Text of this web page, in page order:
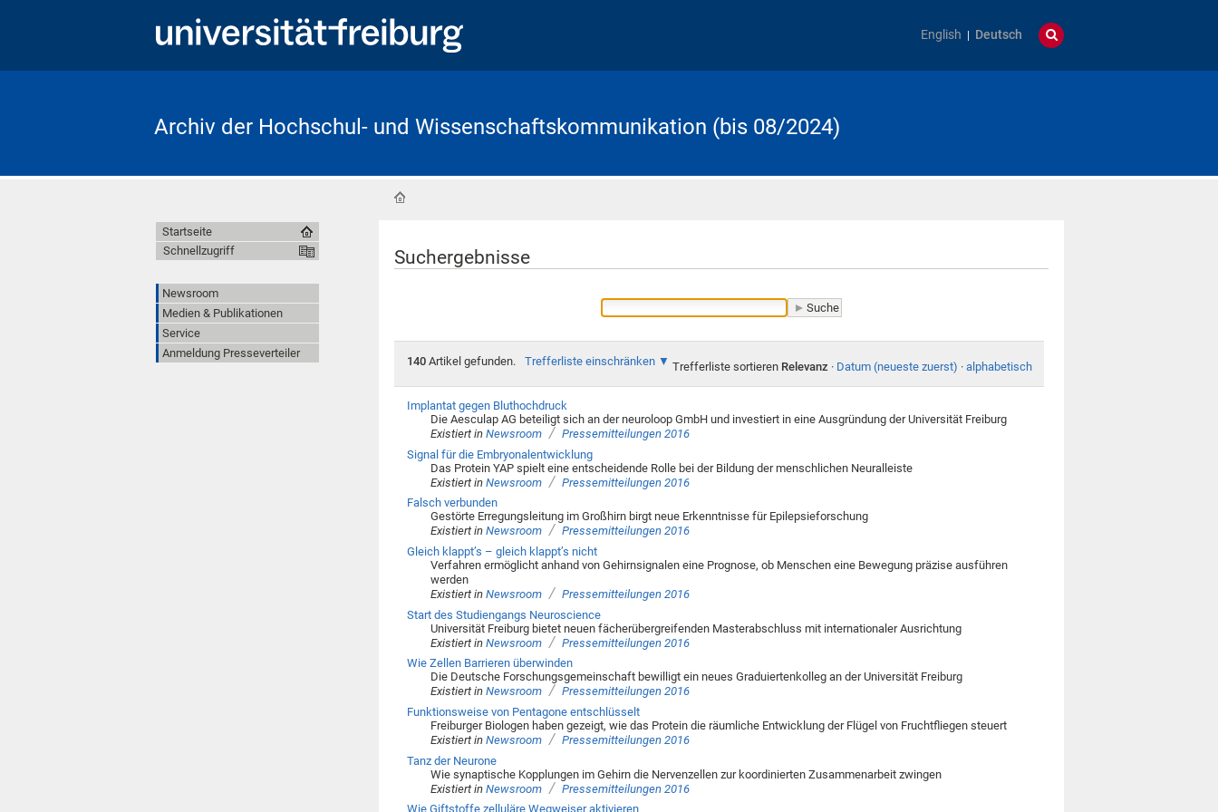
English Deutsch
Archiv der Hochschul- und Wissenschaftskommunikation (bis 08/2024)
Suchergebnisse
140Artikel gefunden. Trefferliste einschränken Trefferliste sortieren Relevanz · Datum (neueste zuerst) · alphabetisch
Implantat gegen Bluthochdruck
Die Aesculap AG beteiligt sich an der neuroloop GmbH und investiert in eine Ausgründung der Universität Freiburg
Existiert in Newsroom / Pressemitteilungen 2016
Signal für die Embryonalentwicklung
Das Protein YAP spielt eine entscheidende Rolle bei der Bildung der menschlichen Neuralleiste
Existiert in Newsroom / Pressemitteilungen 2016
Falsch verbunden
Gestörte Erregungsleitung im Großhirn birgt neue Erkenntnisse für Epilepsieforschung
Existiert in Newsroom / Pressemitteilungen 2016
Gleich klappt’s – gleich klappt’s nicht
Verfahren ermöglicht anhand von Gehirnsignalen eine Prognose, ob Menschen eine Bewegung präzise ausführen
werden
Existiert in Newsroom / Pressemitteilungen 2016
Start des Studiengangs Neuroscience
Universität Freiburg bietet neuen fächerübergreifenden Masterabschluss mit internationaler Ausrichtung
Existiert in Newsroom / Pressemitteilungen 2016
Wie Zellen Barrieren überwinden
Die Deutsche Forschungsgemeinschaft bewilligt ein neues Graduiertenkolleg an der Universität Freiburg
Existiert in Newsroom / Pressemitteilungen 2016
Funktionsweise von Pentagone entschlüsselt
Freiburger Biologen haben gezeigt, wie das Protein die räumliche Entwicklung der Flügel von Fruchtfliegen steuert
Existiert in Newsroom / Pressemitteilungen 2016
Tanz der Neurone
Wie synaptische Kopplungen im Gehirn die Nervenzellen zur koordinierten Zusammenarbeit zwingen
Existiert in Newsroom / Pressemitteilungen 2016
Wie Giftstoffe zelluläre Wegweiser aktivieren
Startseite
Schnellzugriff
Newsroom
Medien & Publikationen
Service
Anmeldung Presseverteiler